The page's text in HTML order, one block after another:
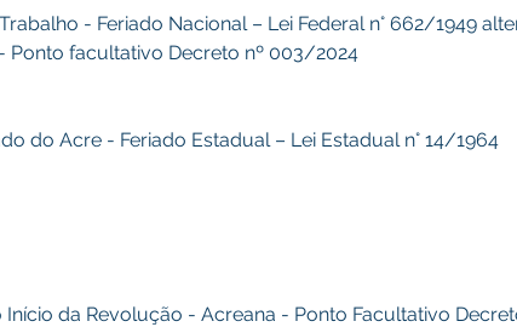
- Feriado Nacional – Lei Federal n° 662/1949
Ponto facultativo Decreto nº 003/2024
do Acre - Feriado Estadual – Lei Estadual n° 14/1964
da Revolução - Acreana - Ponto Facultativo